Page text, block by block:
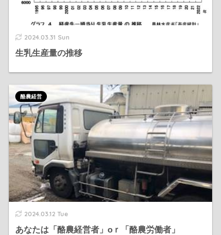
2024.03.31 Sun
生乳生産量の推移
2024.03.12 Tue
あなたは「酪農経営者」oｒ「酪農労働者」
酪農経営